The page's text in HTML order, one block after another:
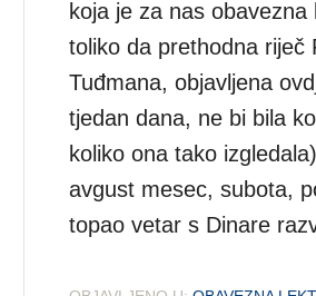
koja je za nas obavezna
toliko da prethodna riječ
Tuđmana, objavljena
tjedan dana, ne bi bila
koliko ona tako
avgust mesec, subota,
topao vetar s Dinare